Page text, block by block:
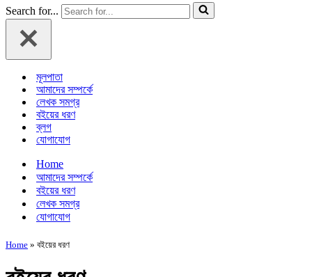
Search for...
মূলপাতা
আমাদের সম্পর্কে
লেখক সমগ্র
বইয়ের ধরণ
ব্লগ
যোগাযোগ
Home
আমাদের সম্পর্কে
বইয়ের ধরণ
লেখক সমগ্র
যোগাযোগ
Home » বইয়ের ধরণ